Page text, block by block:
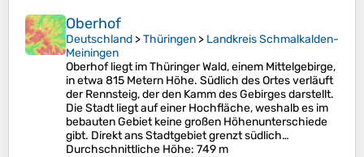
Oberhof
Deutschland >Thüringen > Landkreis Schmalkalden-
Meiningen
Oberhof liegt im Thüringer Wald, einem Mittelgebirge,
in etwa 815 Metern Höhe. Südlich des Ortes verläuft
der Rennsteig, der den Kamm des Gebirges darstellt.
Die Stadt liegt auf einer Hochfläche, weshalb es im
bebauten Gebiet keine großen Höhenunterschiede
gibt. Direkt ans Stadtgebiet grenzt südlich…
Durchschnittliche Höhe: 749 m